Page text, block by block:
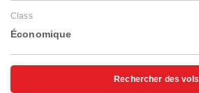
Class
Économique
Rechercher des vols